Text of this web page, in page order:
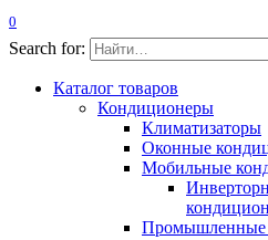
0
Search for:
Каталог товаров
Кондиционеры
Климатизаторы
Оконные
Мобильные
Промышленные